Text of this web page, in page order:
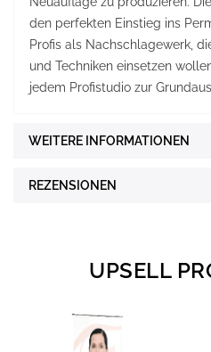
den perfekten Einstieg ins
Profis als Nachschlagewerk,
und Techniken einsetzen
jedem Profistudio zur
WEITERE INFORMATIONEN
REZENSIONEN
UPSELL